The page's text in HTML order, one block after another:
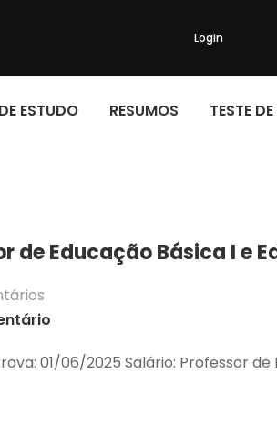
Login
ESTUDO RESUMOS TESTE
de Educação Básica I e
01/06/2025 Salário: Professor de